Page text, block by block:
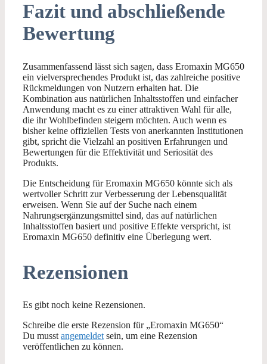
Fazit und abschließende
Bewertung
Zusammenfassend lässt sich sagen, dass Eromaxin MG650
ein vielversprechendes Produkt ist, das zahlreiche positive
Rückmeldungen von Nutzern erhalten hat. Die
Kombination aus natürlichen Inhaltsstoffen und einfacher
Anwendung macht es zu einer attraktiven Wahl für alle,
die ihr Wohlbefinden steigern möchten. Auch wenn es
bisher keine offiziellen Tests von anerkannten Institutionen
gibt, spricht die Vielzahl an positiven Erfahrungen und
Bewertungen für die Effektivität und Seriosität des
Produkts.
Die Entscheidung für Eromaxin MG650 könnte sich als
wertvoller Schritt zur Verbesserung der Lebensqualität
erweisen. Wenn Sie auf der Suche nach einem
Nahrungsergänzungsmittel sind, das auf natürlichen
Inhaltsstoffen basiert und positive Effekte verspricht, ist
Eromaxin MG650 definitiv eine Überlegung wert.
Rezensionen
Es gibt noch keine Rezensionen.
Schreibe die erste Rezension für „Eromaxin MG650“
Du musst angemeldet sein, um eine Rezension
veröffentlichen zu können.